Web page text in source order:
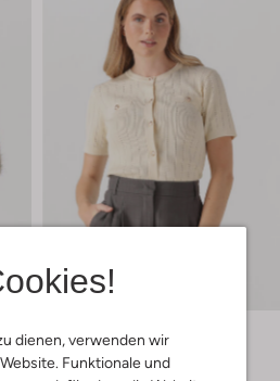
dienen, verwenden wir
Funktionale und
Letzter Artikel
-60%
Cardigans
€ 97,99 € 38,99